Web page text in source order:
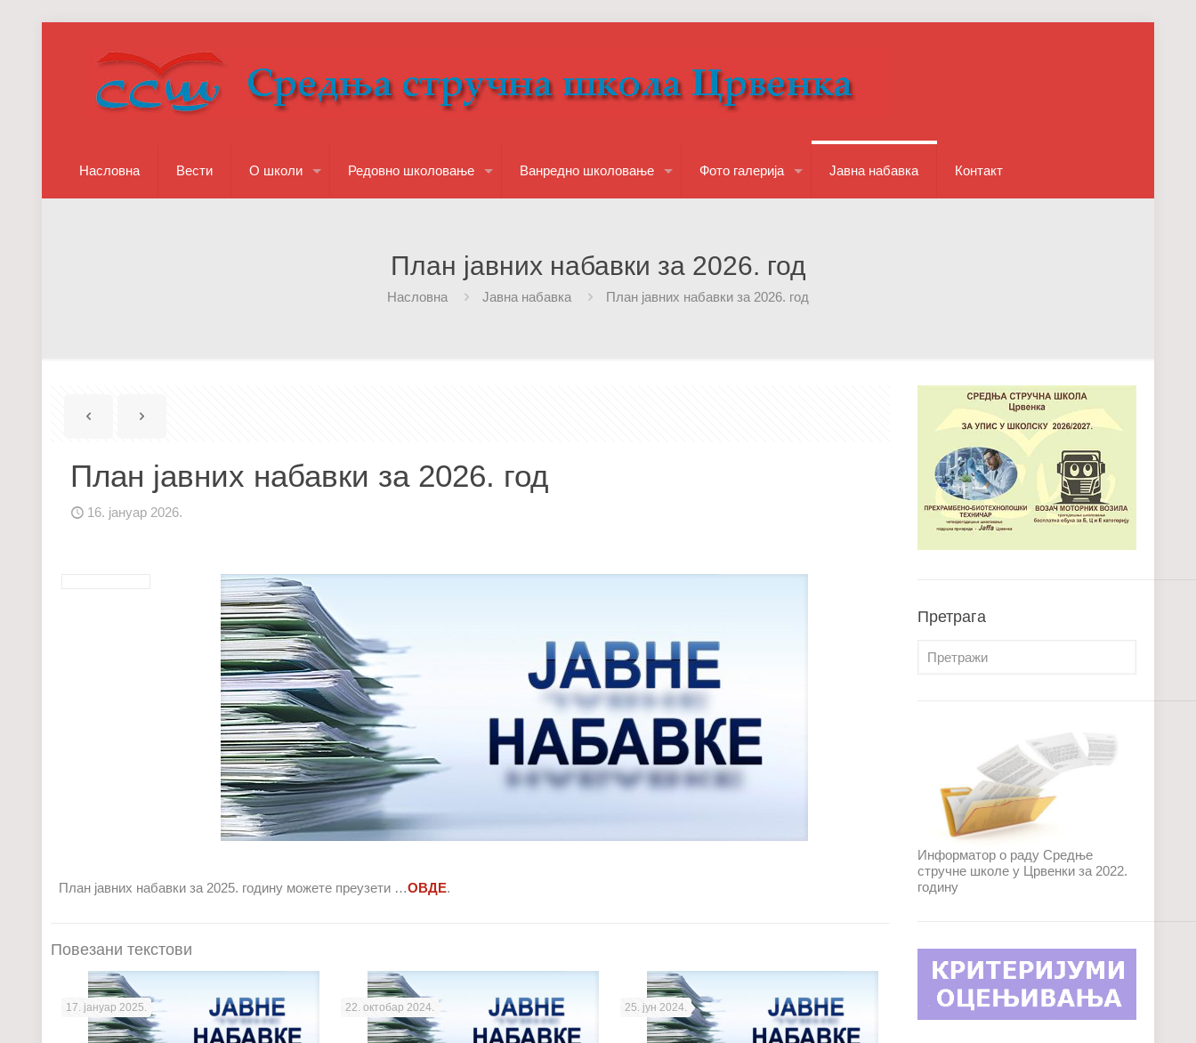
Насловна Вести О школи Редовно школовање Ванредно школовање Фото галерија Јавна набавка Контакт
План јавних набавки за 2026. год
Насловна Јавна набавка План јавних набавки за 2026. год
План јавних набавки за 2026. год
16. јануар 2026.
План јавних набавки за 2025. годину можете преузети …ОВДЕ.
Повезани текстови
17. јануар 2025. 22. октобар 2024. 25. јун 2024.
Претрага
Информатор о раду Средње
стручне школе у Црвенки за 2022.
годину